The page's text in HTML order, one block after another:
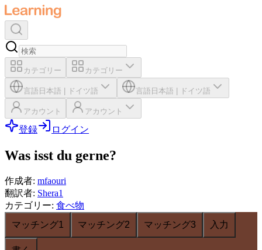
カテゴリー カテゴリー
言語 日本語 ドイツ語 言語 日本語 ドイツ語
アカウント アカウント
登録 ログイン
Was isst du gerne?
作成者: mfaouri
翻訳者: Shera1
カテゴリー: 食べ物
マッチング1
マッチング2 マッチング3 入力